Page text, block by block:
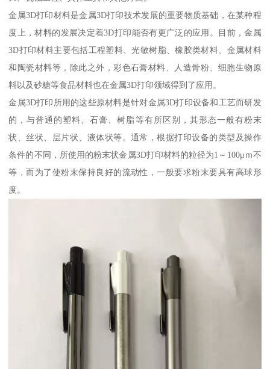
金属3D打印材料是金属3D打印技术发展的重要物质基础，在某种程
度上，材料的发展决定着3D打印能否有更广泛的应用。目前，金属
3D打印材料主要包括工程塑料、光敏树脂、橡胶类材料、金属材料
和陶瓷材料等，除此之外，彩色石膏材料、人造骨粉、细胞生物原
料以及砂糖等食品材料也在金属3D打印领域得到了应用。
金属3D打印所用的这些原材料是针对金属3D打印设备和工艺而研发
的，与普通的塑料、石膏、树脂等有所区别，其形态一般有粉末
状、丝状、层片状、液体状等。通常，根据打印设备的类型及操作
条件的不同，所使用的粉末状金属3D打印材料的粒径为1～100μｍ不
等，而为了使粉末保持良好的流动性，一般要求粉末要具有高球形
度。